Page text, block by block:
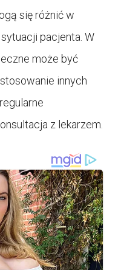
się różnić w
pacjenta. W
może być
innych
z lekarzem.